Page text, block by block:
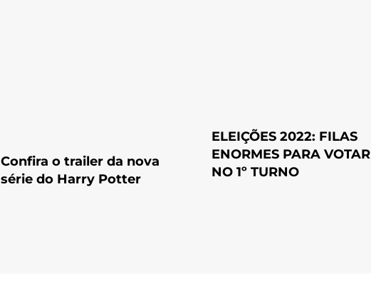
Confira o trailer da nova
série do Harry Potter
ELEIÇÕES 2022: FILAS
ENORMES PARA VOTAR
NO 1º TURNO